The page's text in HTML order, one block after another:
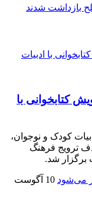
کتابخوانی با
کودک و نوجوان،
ترویج فرهنگ
برگزار شد.
10 آگوست